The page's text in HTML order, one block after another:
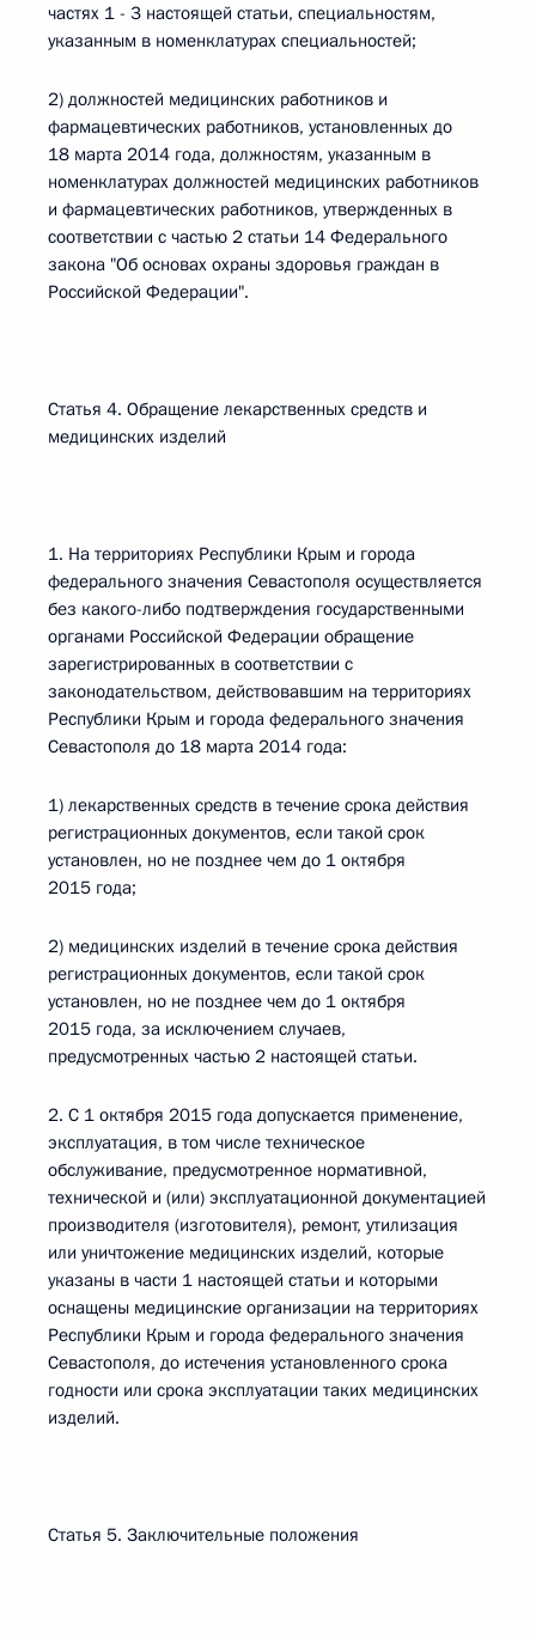
частях 1 - 3 настоящей статьи, специальностям,
указанным в номенклатурах специальностей;
2) должностей медицинских работников и
фармацевтических работников, установленных до
18 марта 2014 года, должностям, указанным в
номенклатурах должностей медицинских работников
и фармацевтических работников, утвержденных в
соответствии с частью 2 статьи 14 Федерального
закона "Об основах охраны здоровья граждан в
Российской Федерации".
Статья 4. Обращение лекарственных средств и
медицинских изделий
1. На территориях Республики Крым и города
федерального значения Севастополя осуществляется
без какого-либо подтверждения государственными
органами Российской Федерации обращение
зарегистрированных в соответствии с
законодательством, действовавшим на территориях
Республики Крым и города федерального значения
Севастополя до 18 марта 2014 года:
1) лекарственных средств в течение срока действия
регистрационных документов, если такой срок
установлен, но не позднее чем до 1 октября
2015 года;
2) медицинских изделий в течение срока действия
регистрационных документов, если такой срок
установлен, но не позднее чем до 1 октября
2015 года, за исключением случаев,
предусмотренных частью 2 настоящей статьи.
2. С 1 октября 2015 года допускается применение,
эксплуатация, в том числе техническое
обслуживание, предусмотренное нормативной,
технической и (или) эксплуатационной документацией
производителя (изготовителя), ремонт, утилизация
или уничтожение медицинских изделий, которые
указаны в части 1 настоящей статьи и которыми
оснащены медицинские организации на территориях
Республики Крым и города федерального значения
Севастополя, до истечения установленного срока
годности или срока эксплуатации таких медицинских
изделий.
Статья 5. Заключительные положения